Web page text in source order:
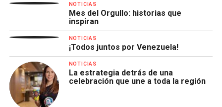
NOTICIAS
Mes del Orgullo: historias que
inspiran
NOTICIAS
¡Todos juntos por Venezuela!
NOTICIAS
La estrategia detrás de una
celebración que une a toda la región